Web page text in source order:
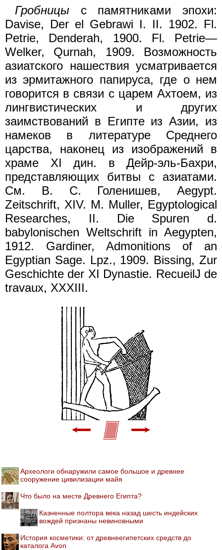
Гробницы с памятниками эпохи:
Davisе, Der el Gebrawi I. II. 1902. Fl.
Petrie, Denderah, 1900. Fl. Petrie—
Welker, Qurnah, 1909. Возможность
азиатского нашествия усматривается
из эрмитажного папируса, где о нем
говорится в связи с царем Ахтоем, из
лингвистических и других
заимствований в Египте из Азии, из
намеков в литературе Среднего
царства, наконец из изображений в
храме XI дин. в Дейр-эль-Бахри,
представляющих битвы с азиатами.
См. В. С. Голенишев, Aegypt.
Zeitschrift, XIV. М. Мuller, Egyptological
Researches, II. Die Spuren d.
babylonischen Weltschrift in Aegypten,
1912. Gardiner, Admonitions of an
Egyptian Sage. Lpz., 1909. Вissing, Zur
Geschichte der XI Dynastie. RecueilJ de
travaux, XXXIII.
Археологи обнаружили самое большое и древнее
сооружение цивилизации майя
Что было на месте Древнего Египта?
Казненные полтора века назад шесть индейских
вождей признаны невиновными
История косметики: от древнеегипетских средств до
каталога Avon